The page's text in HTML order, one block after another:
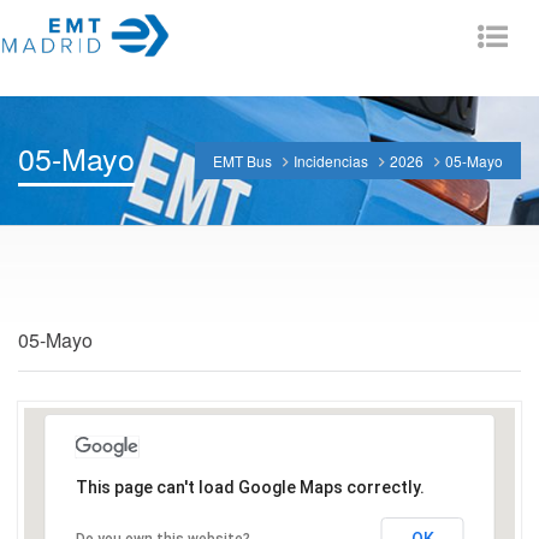
05-Mayo EMT Bus Incidencias 2026 05-Mayo
05-Mayo
This page can't load Google Maps correctly.